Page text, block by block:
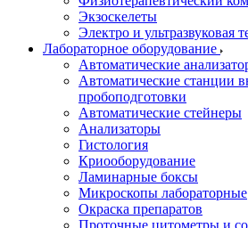
Экзоскелеты
Электро и ультразвуковая
Лабораторное оборудование
Автоматические
Автоматические станции
пробоподготовки
Автоматические стейнеры
Анализаторы
Гистология
Криооборудование
Ламинарные боксы
Микроскопы лабораторные
Окраска препаратов
Проточные цитометры и